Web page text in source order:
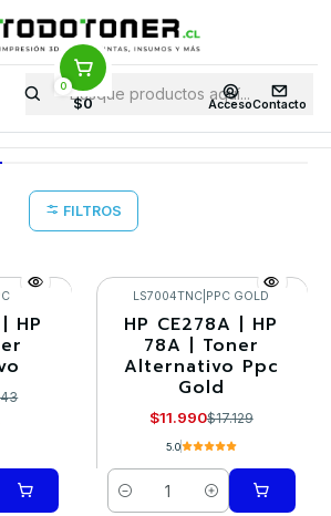
0
$0 AccesoContacto
enTienda· Despachoa Todo Chile · Retiro en
Tienda en24 Horas
Toner Alternativo HP Equipos HP P1605
P1605
FILTROS
HP -30%
LS7004TNC PPC GOLD
HP CE278A | HP
78A | Toner
Alternativo Ppc
Gold
$11.990$17.129
5.0
Cantidad